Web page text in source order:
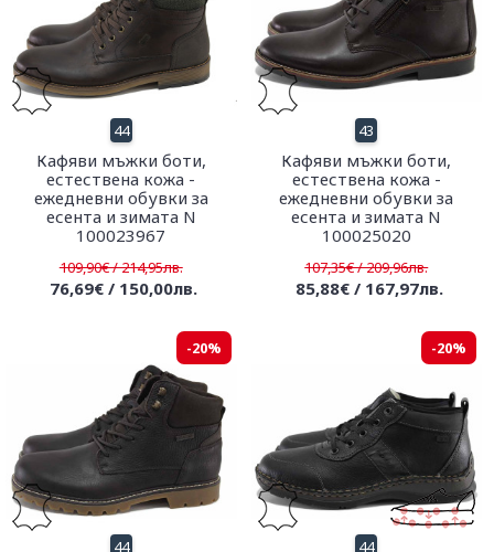
44
Кафяви мъжки боти,
естествена кожа -
ежедневни обувки за
есента и зимата N
100023967
109,90€ / 214,95лв.
76,69€ / 150,00лв.
43
Кафяви мъжки боти,
естествена кожа -
ежедневни обувки за
есента и зимата N
100025020
107,35€ / 209,96лв.
85,88€ / 167,97лв.
-20%
44
-20%
44